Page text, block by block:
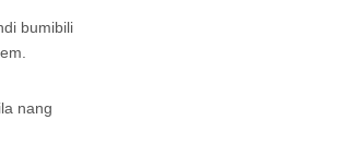
bumibili
nang